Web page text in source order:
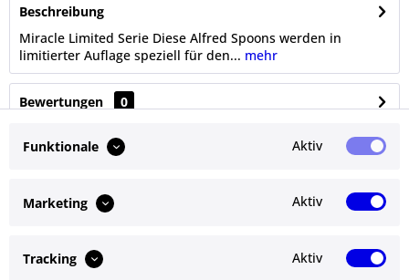
Beschreibung
Miracle Limited Serie Diese Alfred Spoons werden in
limitierter Auflage speziell für den... mehr
Bewertungen
0
Kunden haben sich ebenfalls angesehen
Funktionale Aktiv
Marketing Aktiv
Tracking Aktiv